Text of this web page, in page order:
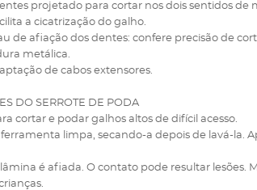
projetado para cortar nos dois sentidos
a cicatrização do galho.
de afiação dos dentes: confere precisão de
metálica.
de cabos extensores.
DO SERROTE DE PODA
cortar e podar galhos altos de difícil acesso.
ferramenta limpa, secando-a depois de lavá-la.
é afiada. O contato pode resultar